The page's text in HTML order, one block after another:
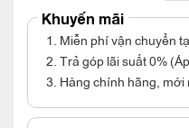
Khuyến mãi
1. Miễn phí vận chuyển
2. Trả góp lãi suất 0%
3. Hàng chính hãng,